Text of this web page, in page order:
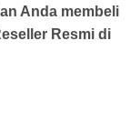
Anda membeli
Resmi di